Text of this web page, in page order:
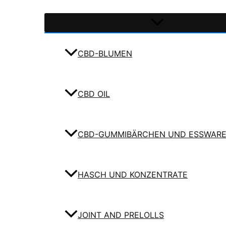
CBD-BLUMEN
CBD OIL
CBD-GUMMIBÄRCHEN UND
HASCH UND KONZENTRATE
JOINT AND PRELOLLS